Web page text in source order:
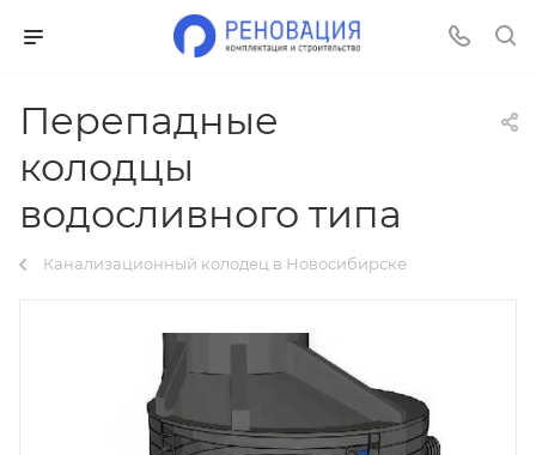
Перепадные
колодцы
водосливного типа
Канализационный колодец в Новосибирске